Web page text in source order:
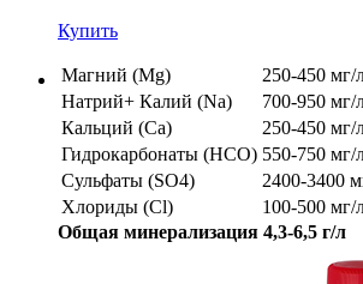
Купить
Магний (Mg)
250-450 мг/
Натрий+ Калий (Na)
700-950 мг/
Кальций (Ca)
250-450 мг/
Гидрокарбонаты (HCO) 550-750 мг/
Сульфаты (SO4)
2400-3400
Хлориды (Cl)
100-500 мг/
Общая минерализация 4,3-6,5 г/л